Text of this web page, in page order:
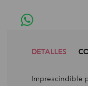
DETALLES
Imprescindible